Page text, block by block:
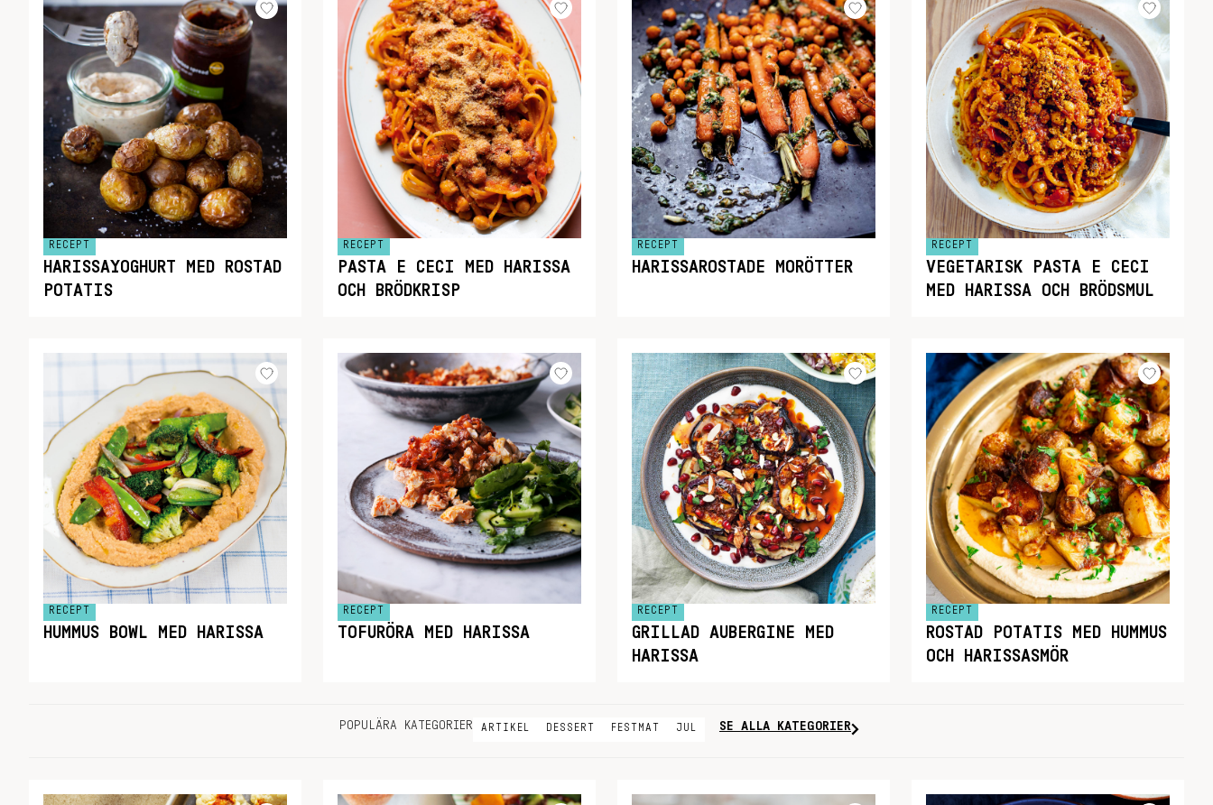
RECEPT
HARISSAYOGHURT MED ROSTAD
POTATIS
RECEPT
PASTA E CECI MED HARISSA
OCH BRÖDKRISP
RECEPT
HARISSAROSTADE MORÖTTER
RECEPT
VEGETARISK PASTA E CECI
MED HARISSA OCH BRÖDSMUL
RECEPT
HUMMUS BOWL MED HARISSA
RECEPT
TOFURÖRA MED HARISSA
RECEPT
GRILLAD AUBERGINE MED
HARISSA
RECEPT
ROSTAD POTATIS MED HUMMUS
OCH HARISSASMÖR
POPULÄRA KATEGORIER ARTIKEL DESSERT FESTMAT JUL SE ALLA KATEGORIER